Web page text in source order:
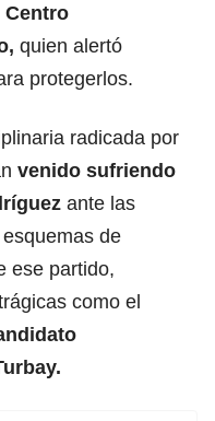
, quien alertó
protegerlos.
radicada por
venido sufriendo
ante las
de
ese partido,
como el
.